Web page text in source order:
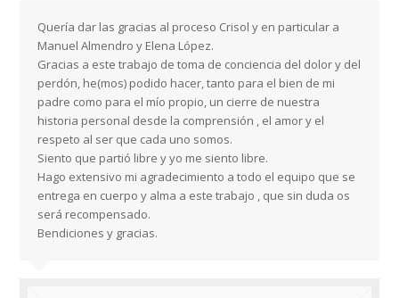
Quería dar las gracias al proceso Crisol y en particular a
Manuel Almendro y Elena López.
Gracias a este trabajo de toma de conciencia del dolor y del
perdón, he(mos) podido hacer, tanto para el bien de mi
padre como para el mío propio, un cierre de nuestra
historia personal desde la comprensión , el amor y el
respeto al ser que cada uno somos.
Siento que partió libre y yo me siento libre.
Hago extensivo mi agradecimiento a todo el equipo que se
entrega en cuerpo y alma a este trabajo , que sin duda os
será recompensado.
Bendiciones y gracias.